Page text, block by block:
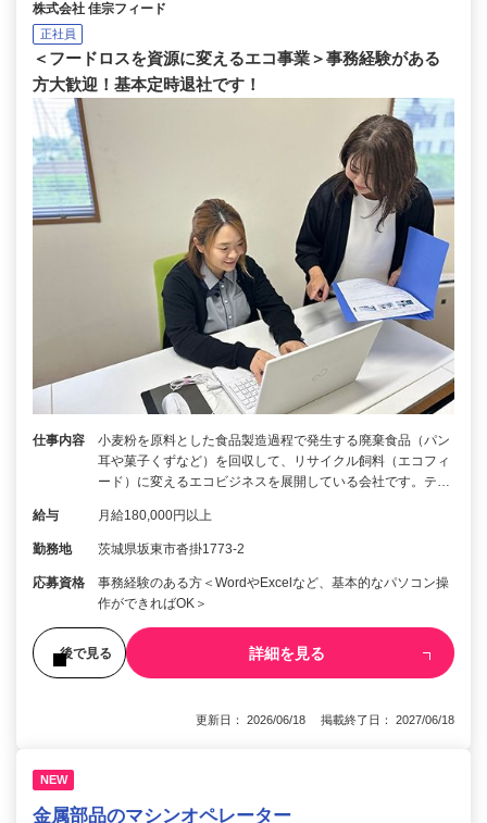
株式会社 佳宗フィード
正社員
＜フードロスを資源に変えるエコ事業＞事務経験がある
方大歓迎！基本定時退社です！
仕事内容
小麦粉を原料とした食品製造過程で発生する廃棄食品（パン
耳や菓子くずなど）を回収して、リサイクル飼料（エコフィ
ード）に変えるエコビジネスを展開している会社です。テ…
給与 月給180,000円以上
勤務地 茨城県坂東市沓掛1773-2
応募資格
事務経験のある方＜WordやExcelなど、基本的なパソコン操
作ができればOK＞
後で見る 詳細を見る
更新日： 2026/06/18 掲載終了日： 2027/06/18
NEW
金属部品のマシンオペレーター